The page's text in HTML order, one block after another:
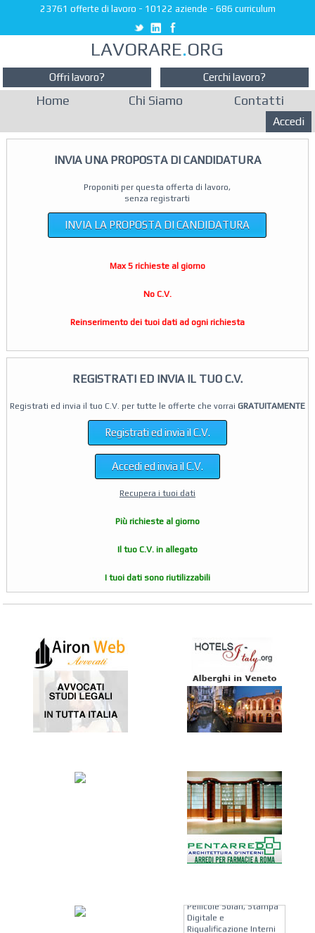
23761 offerte di lavoro - 10122 aziende - 686 curriculum
LAVORARE.ORG
Offri lavoro? Cerchi lavoro?
Home Chi Siamo Contatti
Accedi
INVIA UNA PROPOSTA DI CANDIDATURA
Proponiti per questa offerta di lavoro,
senza registrarti
INVIA LA PROPOSTA DI CANDIDATURA
Max 5 richieste al giorno
No C.V.
Reinserimento dei tuoi dati ad ogni richiesta
REGISTRATI ED INVIA IL TUO C.V.
Registrati ed invia il tuo C.V. per tutte le offerte che vorrai GRATUITAMENTE
Registrati ed invia il C.V.
Accedi ed invia il C.V.
Recupera i tuoi dati
Più richieste al giorno
Il tuo C.V. in allegato
I tuoi dati sono riutilizzabili
Pellicole Solari, Stampa
Digitale e
Riqualificazione Interni